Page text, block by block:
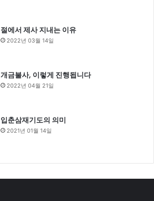
절에서 제사 지내는 이유
2022년 03월 14일
개금불사, 이렇게 진행됩니다
2022년 04월 21일
입춘삼재기도의 의미
2021년 01월 14일